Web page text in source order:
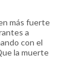
más fuerte
a
con el
la muerte